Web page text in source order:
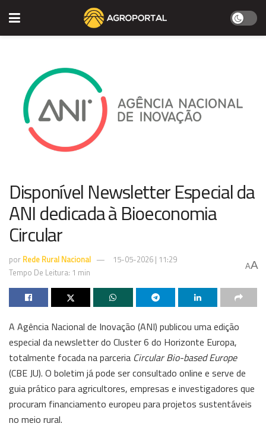
Disponível Newsletter Especial da
ANI dedicada à Bioeconomia
Circular
por Rede Rural Nacional
15-05-2026 | 11:29
Tempo De Leitura: 1 min
AA
A Agência Nacional de Inovação (ANI) publicou uma edição
especial da newsletter do Cluster 6 do Horizonte Europa,
totalmente focada na parceria Circular Bio-based Europe
(CBE JU). O boletim já pode ser consultado online e serve de
guia prático para agricultores, empresas e investigadores que
procuram financiamento europeu para projetos sustentáveis
no meio rural.